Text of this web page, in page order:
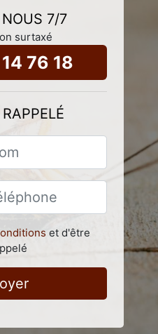
7/7
surtaxé
76 18
et d'être